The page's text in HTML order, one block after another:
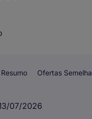
Resumo Ofertas
07/2026